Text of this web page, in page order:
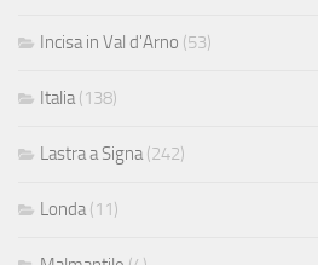
Incisa in Val d'Arno (53)
Italia(138)
Lastra a Signa(242)
Londa(11)